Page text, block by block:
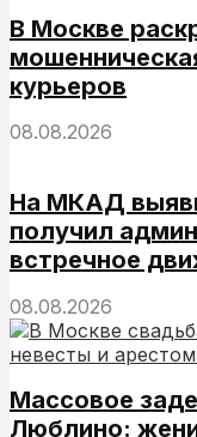
В Москве
курьеров
08.08.2026
На МКАД
получил
встречное
08.08.2026
Массовое
Люблино: